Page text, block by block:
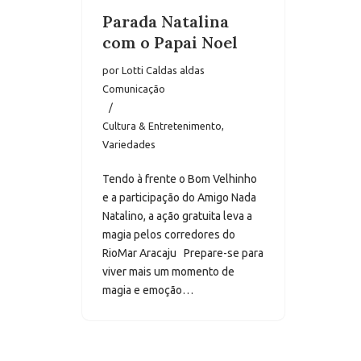
Parada Natalina
com o Papai Noel
por Lotti Caldas aldas
Comunicação
Cultura & Entretenimento,
Variedades
Tendo à frente o Bom Velhinho
e a participação do Amigo Nada
Natalino, a ação gratuita leva a
magia pelos corredores do
RioMar Aracaju Prepare-se para
viver mais um momento de
magia e emoção…